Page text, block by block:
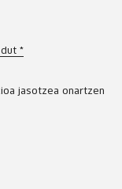
Datuen babeserako akordioa onartzen dut *
jasotzea onartzen